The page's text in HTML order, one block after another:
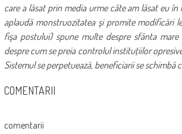
care a lăsat prin media urme câte am lăsat eu în
aplaudă monstruozitatea şi promite modificări
fişa postului) spune multe despre sfânta mare
despre cum se preia controlul instituţiilor
Sistemul se perpetuează, beneficiarii se schimbă
COMENTARII
comentarii